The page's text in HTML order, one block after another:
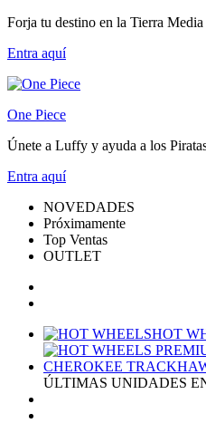
Forja tu destino en la Tierra
Entra aquí
One Piece
Únete a Luffy y ayuda a los
Entra aquí
NOVEDADES
Próximamente
Top Ventas
OUTLET
HOT
ÚLTIMAS UNIDADES